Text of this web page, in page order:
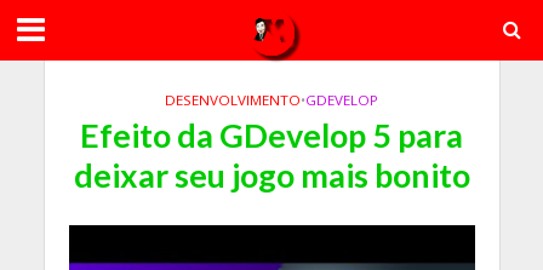
DESENVOLVIMENTO•GDEVELOP
Efeito da GDevelop 5 para
deixar seu jogo mais bonito